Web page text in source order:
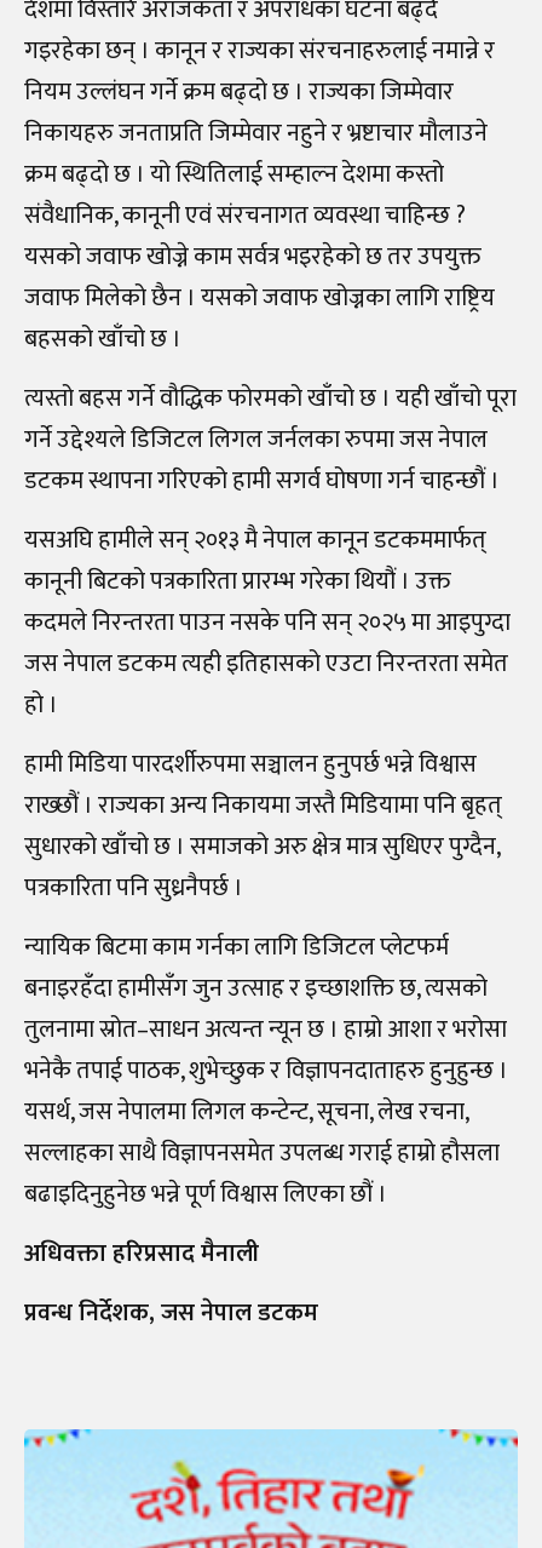
देशमा विस्तारै अराजकता र अपराधका घटना बढ्दै
गइरहेका छन् । कानून र राज्यका संरचनाहरुलाई नमान्ने र
नियम उल्लंघन गर्ने क्रम बढ्दो छ । राज्यका जिम्मेवार
निकायहरु जनताप्रति जिम्मेवार नहुने र भ्रष्टाचार मौलाउने
क्रम बढ्दो छ । यो स्थितिलाई सम्हाल्न देशमा कस्तो
संवैधानिक, कानूनी एवं संरचनागत व्यवस्था चाहिन्छ ?
यसको जवाफ खोज्ने काम सर्वत्र भइरहेको छ तर उपयुक्त
जवाफ मिलेको छैन । यसको जवाफ खोज्नका लागि राष्ट्रिय
बहसको खाँचो छ ।
त्यस्तो बहस गर्ने वौद्धिक फोरमको खाँचो छ । यही खाँचो पूरा
गर्ने उद्देश्यले डिजिटल लिगल जर्नलका रुपमा जस नेपाल
डटकम स्थापना गरिएको हामी सगर्व घोषणा गर्न चाहन्छौं ।
यसअघि हामीले सन् २०१३ मै नेपाल कानून डटकममार्फत्
कानूनी बिटको पत्रकारिता प्रारम्भ गरेका थियौं । उक्त
कदमले निरन्तरता पाउन नसके पनि सन् २०२५ मा आइपुग्दा
जस नेपाल डटकम त्यही इतिहासको एउटा निरन्तरता समेत
हो ।
हामी मिडिया पारदर्शीरुपमा सञ्चालन हुनुपर्छ भन्ने विश्वास
राख्छौं । राज्यका अन्य निकायमा जस्तै मिडियामा पनि बृहत्
सुधारको खाँचो छ । समाजको अरु क्षेत्र मात्र सुधिएर पुग्दैन,
पत्रकारिता पनि सुध्रनैपर्छ ।
न्यायिक बिटमा काम गर्नका लागि डिजिटल प्लेटफर्म
बनाइरहँदा हामीसँग जुन उत्साह र इच्छाशक्ति छ, त्यसको
तुलनामा स्रोत–साधन अत्यन्त न्यून छ । हाम्रो आशा र भरोसा
भनेकै तपाई पाठक, शुभेच्छुक र विज्ञापनदाताहरु हुनुहुन्छ ।
यसर्थ, जस नेपालमा लिगल कन्टेन्ट, सूचना, लेख रचना,
सल्लाहका साथै विज्ञापनसमेत उपलब्ध गराई हाम्रो हौसला
बढाइदिनुहुनेछ भन्ने पूर्ण विश्वास लिएका छौं ।
अधिवक्ता हरिप्रसाद मैनाली
प्रवन्ध निर्देशक, जस नेपाल डटकम